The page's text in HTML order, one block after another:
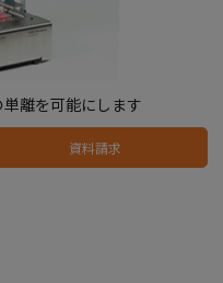
離を可能にします
資料請求